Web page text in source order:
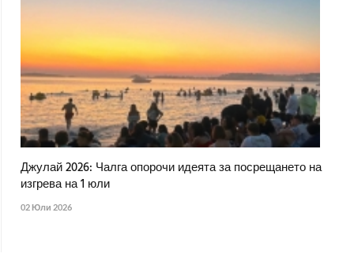
Джулай 2026: Чалга опорочи идеята за посрещането на
изгрева на 1 юли
02 Юли 2026